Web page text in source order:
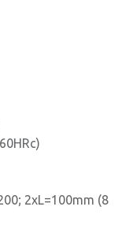
2xL=100mm (8